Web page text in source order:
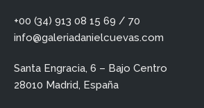
+00 (34) 913 08 15 69 / 70
info@galeriadanielcuevas.com
Santa Engracia, 6 – Bajo Centro
28010 Madrid, España